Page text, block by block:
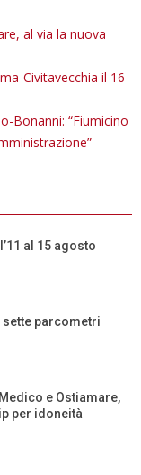
al via la nuova
Civitavecchia il 16
Bonanni: “Fiumicino
al 15 agosto
parcometri
e Ostiamare,
per idoneità